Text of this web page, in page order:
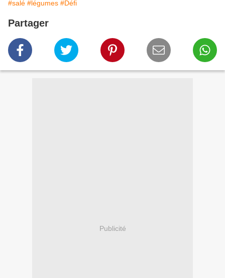
#salé #légumes #Défi
Partager
Publicité